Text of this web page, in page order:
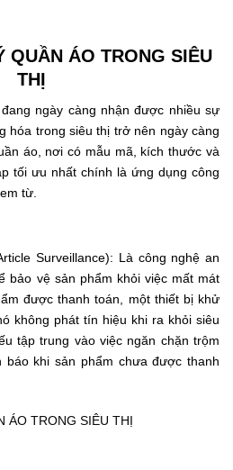
QUẦN ÁO TRONG SIÊU
THỊ
ngày càng nhận được nhiều sự
hóa trong siêu thị trở nên ngày càng
áo, nơi có mẫu mã, kích thước và
tối ưu nhất chính là ứng dụng công
từ.
Surveillance): Là công nghệ an
bảo vệ sản phẩm khỏi việc mất mát
được thanh toán, một thiết bị khử
không phát tín hiệu khi ra khỏi siêu
tập trung vào việc ngăn chặn trộm
khi sản phẩm chưa được thanh